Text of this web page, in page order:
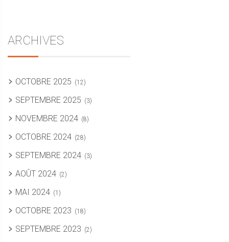
ARCHIVES
OCTOBRE 2025 (12)
SEPTEMBRE 2025 (3)
NOVEMBRE 2024 (8)
OCTOBRE 2024 (28)
SEPTEMBRE 2024 (3)
AOÛT 2024 (2)
MAI 2024 (1)
OCTOBRE 2023 (18)
SEPTEMBRE 2023 (2)